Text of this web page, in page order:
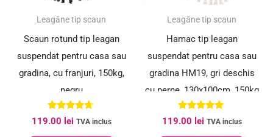
Leagăne tip scaun
Scaun rotund tip leagan
suspendat pentru casa sau
gradina, cu franjuri, 150kg,
negru
Evaluat la
4.56
din 5
119.00 lei TVA inclus
Leagăne tip scaun
Hamac tip leagan
suspendat pentru casa sau
gradina HM19, gri deschis
cu perne, 130x100cm, 150kg
Evaluat la
5.00
din 5
119.00 lei TVA inclus